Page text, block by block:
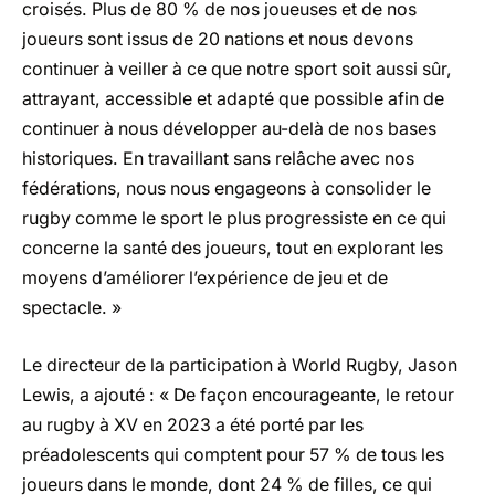
croisés. Plus de 80 % de nos joueuses et de nos
joueurs sont issus de 20 nations et nous devons
continuer à veiller à ce que notre sport soit aussi sûr,
attrayant, accessible et adapté que possible afin de
continuer à nous développer au-delà de nos bases
historiques. En travaillant sans relâche avec nos
fédérations, nous nous engageons à consolider le
rugby comme le sport le plus progressiste en ce qui
concerne la santé des joueurs, tout en explorant les
moyens d’améliorer l’expérience de jeu et de
spectacle. »
Le directeur de la participation à World Rugby, Jason
Lewis, a ajouté : « De façon encourageante, le retour
au rugby à XV en 2023 a été porté par les
préadolescents qui comptent pour 57 % de tous les
joueurs dans le monde, dont 24 % de filles, ce qui